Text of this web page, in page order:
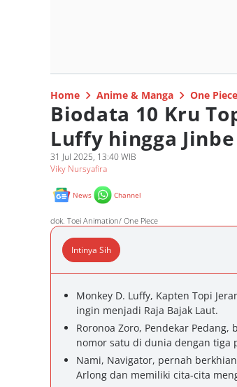
Home Anime & Manga One Piece
Biodata 10 Kru
Luffy hingga Jinbe
31 Jul 2025, 13:40 WIB
Viky Nursyafira
News Channel
dok. Toei Animation/ One Piece
Intinya Sih
Monkey D. Luffy, Kapten Topi
ingin menjadi Raja Bajak Laut.
Roronoa Zoro, Pendekar
nomor satu di dunia dengan tiga
Nami, Navigator, pernah
Arlong dan memiliki cita-cita